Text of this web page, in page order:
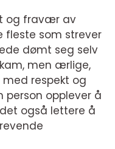
og fravær av
fleste som strever
dømt seg selv
men ærlige,
respekt og
person opplever å
også lettere å